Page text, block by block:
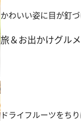
かわいい姿に目が釘
旅＆お出かけグルメ
ドライフルーツをち